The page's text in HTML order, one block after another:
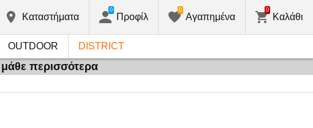
Kαταστήματα Προφίλ
0
Αγαπημένα
0
Καλάθι
0
OUTDOOR DISTRICT
| μάθε περισσότερα